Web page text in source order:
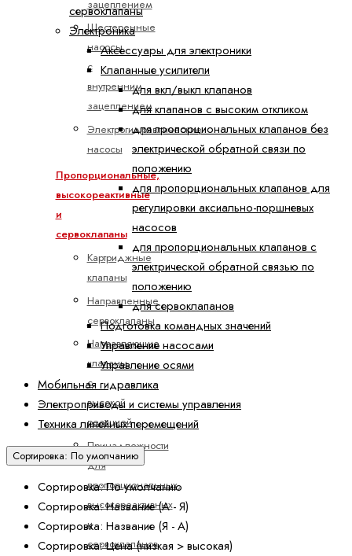
зацеплением
Шестеренные
насосы
с
внутренним
зацеплением
Электрогидравлические
насосы
Пропорциональные,
высокореактивные
и
сервоклапаны
Картриджные
клапаны
Направленные
сервоклапаны
Направляющие
клапаны
с
высокой
реакцией
Принадлежности
для
пропорциональных,
высокореактивных
и
сервоклапанов
сервоклапаны
Электроника
Аксессуары для электроники
Клапанные усилители
для вкл/выкл клапанов
для клапанов с высоким откликом
для пропорциональных клапанов без
электрической обратной связи по
положению
для пропорциональных клапанов для
регулировки аксиально-поршневых
насосов
для пропорциональных клапанов с
электрической обратной связью по
положению
для сервоклапанов
Подготовка командных значений
Управление насосами
Управление осями
Мобильная гидравлика
Электроприводы и системы управления
Техника линейных перемещений
Сортировка: По умолчанию
Сортировка: По умолчанию
Сортировка: Название (А - Я)
Сортировка: Название (Я - А)
Сортировка: Цена (низкая > высокая)